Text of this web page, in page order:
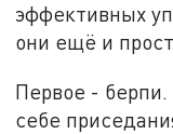
эффективных
они ещё и
Первое -
себе